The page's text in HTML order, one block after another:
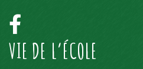
VIE DE L’ÉCOLE